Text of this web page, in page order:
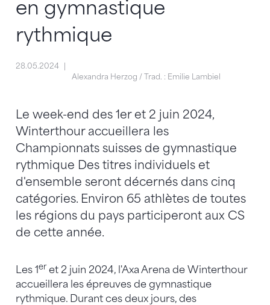
en gymnastique
rythmique
28.05.2024
Alexandra Herzog / Trad. : Emilie Lambiel
Le week-end des 1er et 2 juin 2024,
Winterthour accueillera les
Championnats suisses de gymnastique
rythmique Des titres individuels et
d'ensemble seront décernés dans cinq
catégories. Environ 65 athlètes de toutes
les régions du pays participeront aux CS
de cette année.
Les 1er et 2 juin 2024, l'Axa Arena de Winterthour
accueillera les épreuves de gymnastique
rythmique. Durant ces deux jours, des